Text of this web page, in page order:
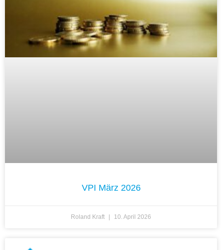
VPI März 2026
Roland Kraft 10. April 2026